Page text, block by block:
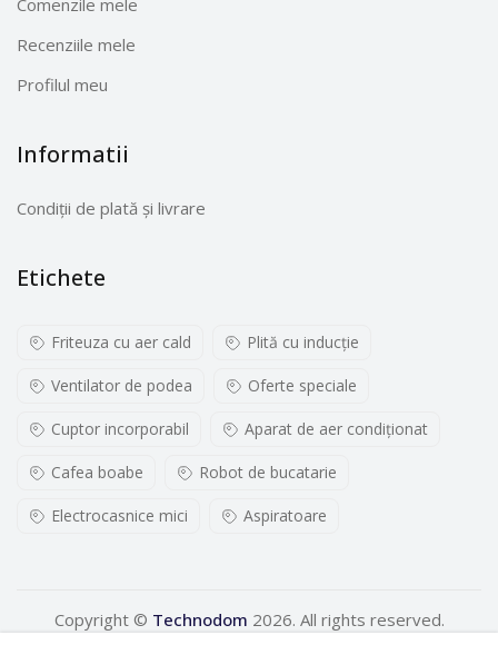
Comenzile mele
Recenziile mele
Profilul meu
Informatii
Condiții de plată și livrare
Etichete
Friteuza cu aer cald Plită cu inducţie
Ventilator de podea Oferte speciale
Cuptor incorporabil Aparat de aer condiționat
Cafea boabe Robot de bucatarie
Electrocasnice mici Aspiratoare
Copyright © Technodom 2026. All rights reserved.